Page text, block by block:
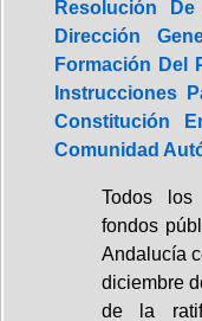
Resolución
Dirección
Formación Del
Instrucciones
Constitución
Comunidad
Todos los
fondos
Andalucía
diciembre
de la